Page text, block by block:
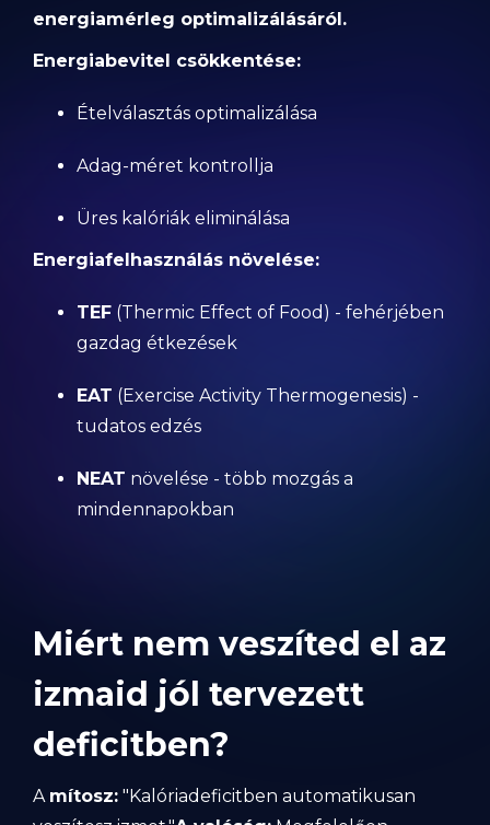
energiamérleg optimalizálásáról.
Energiabevitel csökkentése:
Ételválasztás optimalizálása
Adag-méret kontrollja
Üres kalóriák eliminálása
Energiafelhasználás növelése:
TEF (Thermic Effect of Food) - fehérjében
gazdag étkezések
EAT (Exercise Activity Thermogenesis) -
tudatos edzés
NEAT növelése - több mozgás a
mindennapokban
Miért nem veszíted el az
izmaid jól tervezett
deficitben?
A mítosz: "Kalóriadeficitben automatikusan